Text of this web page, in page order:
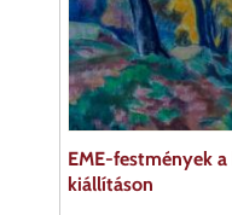
EME-festmények
kiállításon